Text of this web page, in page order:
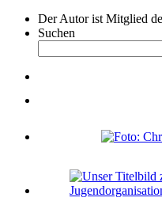
Der Autor ist Mitglied
Suchen